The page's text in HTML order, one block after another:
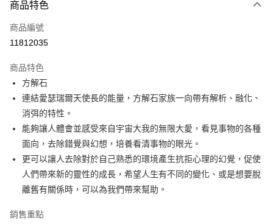
信用卡一次付款
超商取貨付款
Apple Pay
街口支付
悠遊付
ATM付款
運送方式
每筆NT$80，滿NT$3,000(含以上)免運費
商品特色
商品編號
11812035
商品特色
方解石
連結愛瑟瑞爾天使長的能量，方解石家族一向帶有解析、融化、
消弭的特性。
能夠讓人體會並感受來自宇宙大我的無限大愛，看見事物的各種
面向，去除錯覺與幻想，培養看清事物的眼光。
更可以讓人去除對於自己熟悉的環境產生抗拒心理的幻覺，促使
人們帶來新的靈性的成長，希望人生有不同的變化、或是想要脫
離舊有關係時，可以為我們帶來幫助。
銷售重點